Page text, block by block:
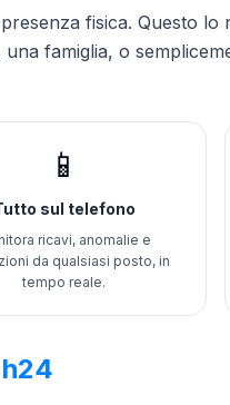
fisica. Questo lo
famiglia, o
📱
sul telefono
ricavi, anomalie e
da qualsiasi posto, in
tempo reale.